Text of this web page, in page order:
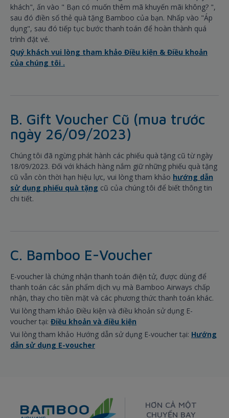
khách", ấn vào " Bạn có muốn thêm mã khuyến mãi không? ",
sau đó điền số thẻ quà tặng Bamboo của bạn. Nhấp vào "Áp
dụng", sau đó tiếp tục bước thanh toán để hoàn thành quá
trình đặt vé.
Quý khách vui lòng tham khảo Điều kiện & Điều khoản
của chúng tôi .
B. Gift Voucher Cũ (mua trước
ngày 26/09/2023)
Chúng tôi đã ngừng phát hành các phiếu quà tặng cũ từ ngày
18/09/2023. Đối với khách hàng nắm giữ những phiếu quà tặng
cũ vẫn còn thời hạn hiệu lực, vui lòng tham khảo hướng dẫn
sử dụng phiếu quà tặng cũ của chúng tôi để biết thông tin
chi tiết.
C. Bamboo E-Voucher
E-voucher là chứng nhận thanh toán điện tử, được dùng để
thanh toán các sản phẩm dịch vụ mà Bamboo Airways chấp
nhận, thay cho tiền mặt và các phương thức thanh toán khác.
Vui lòng tham khảo Điều kiện và điều khoản sử dụng E-
voucher tại: Điều khoản và điều kiện
Vui lòng tham khảo Hướng dẫn sử dụng E-voucher tại: Hướng
dẫn sử dụng E-voucher
HƠN CẢ MỘT
CHUYẾN BAY